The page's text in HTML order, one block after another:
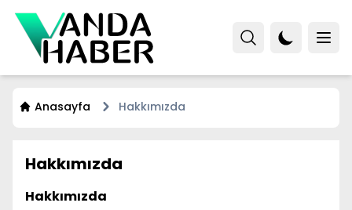
Anasayfa Hakkımızda
Hakkımızda
Hakkımızda